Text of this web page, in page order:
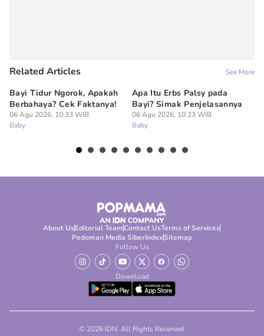
Related Articles See More
Bayi Tidur Ngorok, Apakah
Berbahaya? Cek Faktanya!
06 Agu 2026, 10:33 WIB
Baby
Apa Itu Erbs Palsy pada
Bayi? Simak Penjelasannya
06 Agu 2026, 10:23 WIB
Baby
About UsEditorial TeamContact UsTerms of Services
Pedoman Media SiberIndexSitemap
Follow Us
Download
© 2026 IDN. All Rights Reserved.